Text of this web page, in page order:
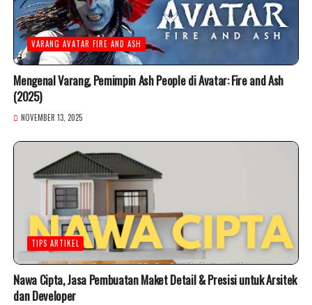
VARANG AVATAR FIRE AND ASH
Mengenal Varang, Pemimpin Ash People di Avatar: Fire and Ash
(2025)
NOVEMBER 13, 2025
TIPS ARTIKEL
Nawa Cipta, Jasa Pembuatan Maket Detail & Presisi untuk Arsitek
dan Developer